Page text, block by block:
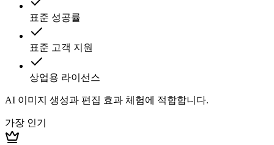
표준 성공률
표준 고객 지원
상업용 라이선스
AI 이미지 생성과 편집 효과 체험에 적합합니다.
가장 인기